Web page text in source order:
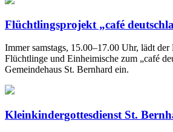
Flüchtlingsprojekt „café
Immer samstags, 15.00–17.00 Uhr, lädt
Flüchtlinge und Einheimische zum „café
Gemeindehaus St. Bernhard ein.
Kleinkindergottesdienst St.